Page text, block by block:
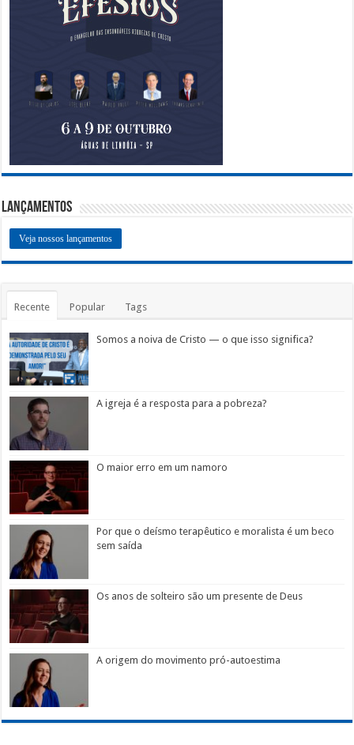
Lançamentos
Veja nossos lançamentos
Recente Popular Tags
Somos a noiva de Cristo — o que isso significa?
A igreja é a resposta para a pobreza?
O maior erro em um namoro
Por que o deísmo terapêutico e moralista é um beco
sem saída
Os anos de solteiro são um presente de Deus
A origem do movimento pró-autoestima